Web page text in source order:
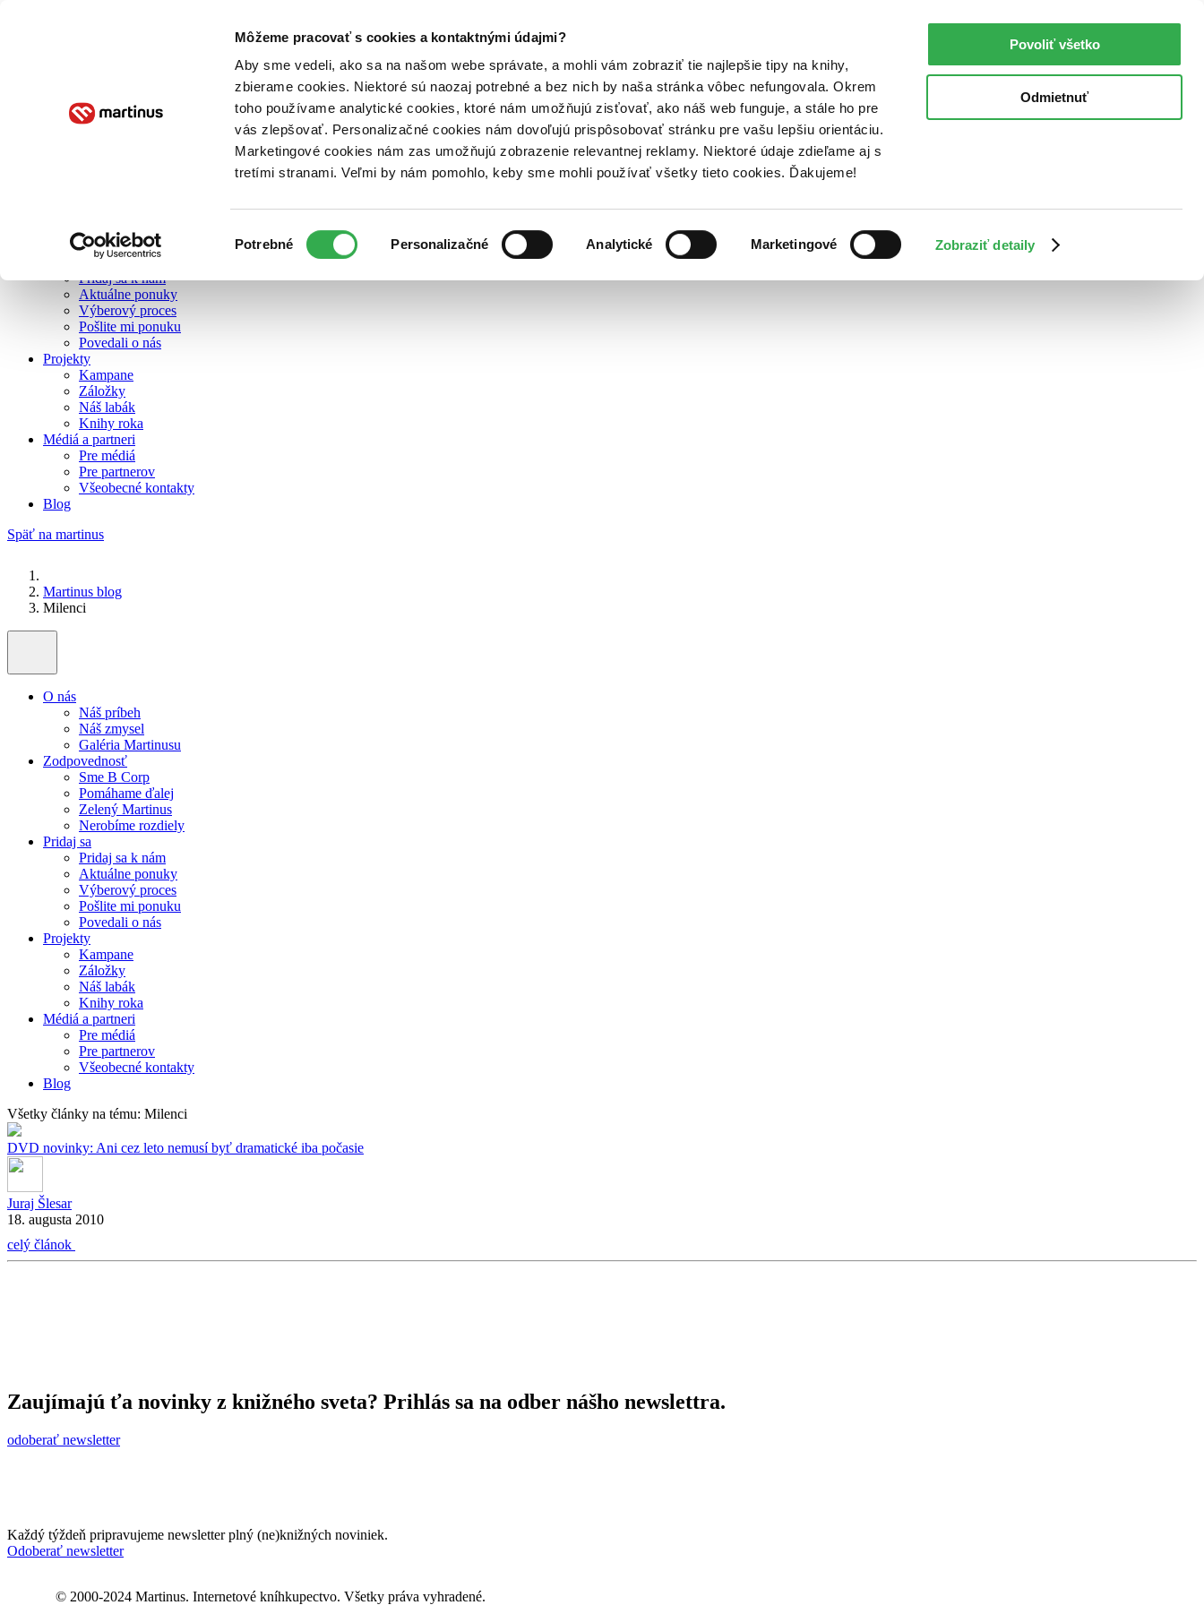
Môžeme pracovať s cookies a kontaktnými údajmi?
Aby sme vedeli, ako sa na našom webe správate, a mohli vám zobraziť tie najlepšie tipy na knihy,
zbierame cookies. Niektoré sú naozaj potrebné a bez nich by naša stránka vôbec nefungovala. Okrem
toho používame analytické cookies, ktoré nám umožňujú zisťovať, ako náš web funguje, a stále ho pre
vás zlepšovať. Personalizačné cookies nám dovoľujú prispôsobovať stránku pre vašu lepšiu orientáciu.
Marketingové cookies nám zas umožňujú zobrazenie relevantnej reklamy. Niektoré údaje zdieľame aj s
tretími stranami. Veľmi by nám pomohlo, keby sme mohli používať všetky tieto cookies. Ďakujeme!
súhlasu
Potrebné Personalizačné Analytické Marketingové Zobraziť detaily
Povoliť všetko
Odmietnuť
O nás
Zelený Martinus
Nerobíme rozdiely
Pridaj sa k nám
Aktuálne ponuky
Výberový proces
Pošlite mi ponuku
Povedali o nás
Projekty
Kampane
Záložky
Náš labák
Knihy roka
Médiá a partneri
Pre médiá
Pre partnerov
Všeobecné kontakty
Blog
Späť na martinus
Martinus blog
Milenci
O nás
Náš príbeh
Náš zmysel
Galéria Martinusu
Zodpovednosť
Sme B Corp
Pomáhame ďalej
Zelený Martinus
Nerobíme rozdiely
Pridaj sa
Pridaj sa k nám
Aktuálne ponuky
Výberový proces
Pošlite mi ponuku
Povedali o nás
Projekty
Kampane
Záložky
Náš labák
Knihy roka
Médiá a partneri
Pre médiá
Pre partnerov
Všeobecné kontakty
Blog
Všetky články na tému: Milenci
DVD novinky: Ani cez leto nemusí byť dramatické iba počasie
Juraj Šlesar
18. augusta 2010
celý článok
Zaujímajú ťa novinky z knižného sveta? Prihlás sa na odber nášho newslettra.
odoberať newsletter
Každý týždeň pripravujeme newsletter plný (ne)knižných noviniek.
Odoberať newsletter
© 2000-2024 Martinus. Internetové kníhkupectvo. Všetky práva vyhradené.